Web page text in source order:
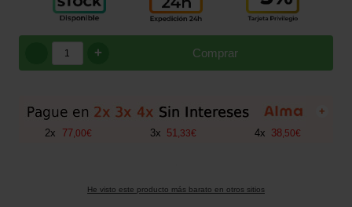
Comprar
+
+
2x 77 00€ 3x 51 33€ 4x 38 50€
He visto este producto más barato en otros sitios